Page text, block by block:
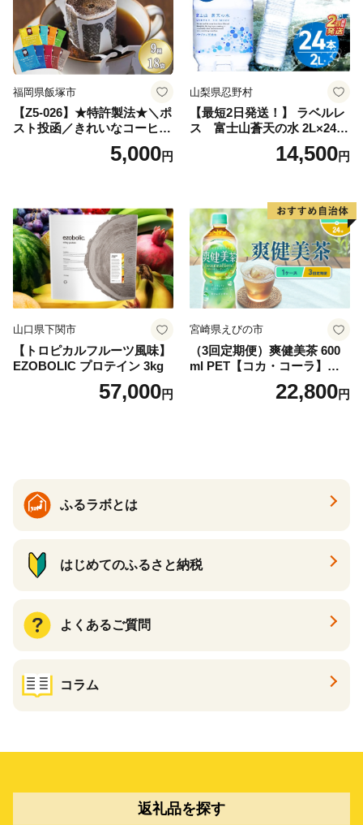
日本 ふかむし茶 ふかむし 家
庭用 自宅用 ちゃ りょくちゃ
ふかむしちゃ 急須 甘み 川崎
町 送料無料
福岡県飯塚市
【Z5-026】★特許製法★＼ポ
スト投函／きれいなコーヒー
ドリップバッグ9種セット(18
袋)ゆうパケットでお届け！
5,000円
山梨県忍野村
【最短2日発送！】 ラベルレ
ス 富士山蒼天の水 2L×24本
（4ケース）※離島不可 天然
水 ミネラルウォーター 水 ペ
産 シリカ ミネラル 美容 備蓄
防災 長期保存 富士山 山梨県
忍野村
14,500円
山口県下関市
【トロピカルフルーツ風味】
EZOBOLIC プロテイン 3kg
57,000円
宮崎県えびの市
（3回定期便）爽健美茶 600
ml PET【コカ・コーラ】ペ
ットボトル 1ケース(24本) 定
期便 3回(72本) セット お茶
22,800円
ふるラボとは
はじめてのふるさと納税
よくあるご質問
コラム
返礼品を探す